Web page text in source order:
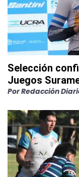
Selección
Juegos
PorRedacción